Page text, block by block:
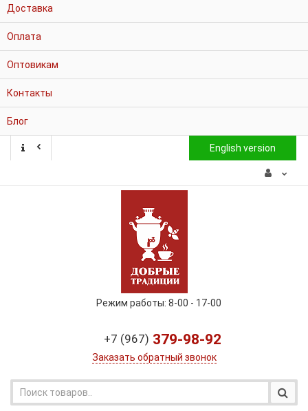
Доставка
Оплата
Оптовикам
Контакты
Блог
English version
Режим работы: 8-00 - 17-00
+7 (967) 379-98-92
Заказать обратный звонок